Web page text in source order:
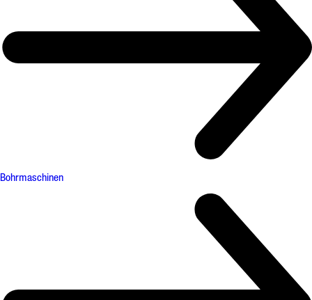
Bohrmaschinen